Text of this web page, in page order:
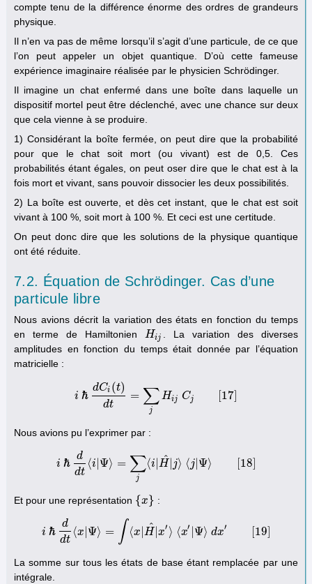
compte tenu de la différence énorme des ordres de grandeurs
physique.
Il n’en va pas de même lorsqu’il s’agit d’une particule, de ce que
l’on peut appeler un objet quantique. D’où cette fameuse
expérience imaginaire réalisée par le physicien Schrödinger.
Il imagine un chat enfermé dans une boîte dans laquelle un
dispositif mortel peut être déclenché, avec une chance sur deux
que cela vienne à se produire.
1) Considérant la boîte fermée, on peut dire que la probabilité
pour que le chat soit mort (ou vivant) est de 0,5. Ces
probabilités étant égales, on peut oser dire que le chat est à la
fois mort et vivant, sans pouvoir dissocier les deux possibilités.
2) La boîte est ouverte, et dès cet instant, que le chat est soit
vivant à 100 %, soit mort à 100 %. Et ceci est une certitude.
On peut donc dire que les solutions de la physique quantique
ont été réduite.
7.2. Équation de Schrödinger. Cas d’une
particule libre
Nous avions décrit la variation des états en fonction du temps
en terme de Hamiltonien Hij
Hij
. La variation des diverses
amplitudes en fonction du temps était donnée par l’équation
matricielle :
i ℏ
dCi (t)
dt
= ∑
j
Hij Cj 17
i ℏ dCi(t dt ∑jHij Cj[17
Nous avions pu l’exprimer par :
i ℏ
d
dt
⟨i Ψ⟩ = ∑
j
⟨i |H
^ j⟩ ⟨j Ψ⟩ 18
i ℏ dd t⟨i| Ψ⟩= ∑j⟨ |H ^|j⟩ ⟨j|Ψ⟩[18
Et pour une représentation {x}
{ x} :
i ℏ
d
dt
⟨x|Ψ⟩ = ∫ ⟨x|H
^|x′ ⟩ ⟨x′ |Ψ⟩ dx′ [19]
i ℏ dd t⟨x Ψ =∫⟨ x|H ^|x ′⟩ ⟨x′| Ψ⟩ d x′[19
La somme sur tous les états de base étant remplacée par une
intégrale.